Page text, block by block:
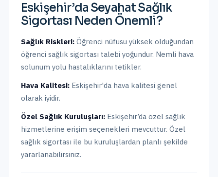
Eskişehir’da Seyahat Sağlık
Sigortası Neden Önemli?
Sağlık Riskleri: Öğrenci nüfusu yüksek olduğundan
öğrenci sağlık sigortası talebi yoğundur. Nemli hava
solunum yolu hastalıklarını tetikler.
Hava Kalitesi: Eskişehir'da hava kalitesi genel
olarak iyidir.
Özel Sağlık Kuruluşları: Eskişehir’da özel sağlık
hizmetlerine erişim seçenekleri mevcuttur. Özel
sağlık sigortası ile bu kuruluşlardan planlı şekilde
yararlanabilirsiniz.